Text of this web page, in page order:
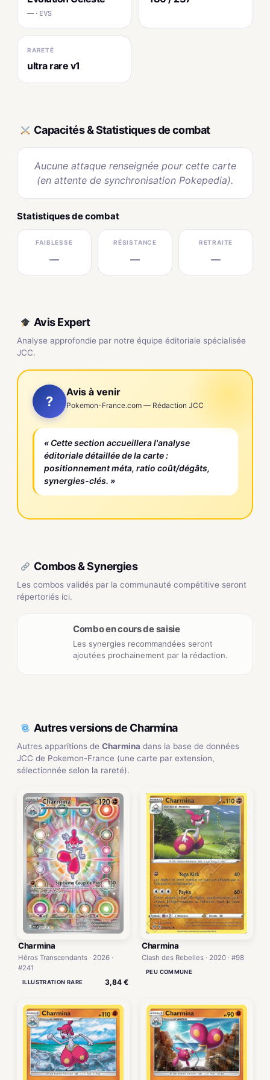
— · EVS
RARETÉ
ultra rare v1
Capacités & Statistiques de combat
Aucune attaque renseignée pour cette carte
(en attente de synchronisation Pokepedia).
Statistiques de combat
FAIBLESSE
—
RÉSISTANCE
—
RETRAITE
—
Avis Expert
Analyse approfondie par notre équipe éditoriale spécialisée
JCC.
?
Avis à venir
Pokemon-France.com — Rédaction JCC
« Cette section accueillera l'analyse
éditoriale détaillée de la carte :
positionnement méta, ratio coût/dégâts,
synergies-clés. »
Combos & Synergies
Les combos validés par la communauté compétitive seront
répertoriés ici.
Combo en cours de saisie
Les synergies recommandées seront
ajoutées prochainement par la rédaction.
Autres versions de Charmina
Autres apparitions de Charmina dans la base de données
JCC de Pokemon-France (une carte par extension,
sélectionnée selon la rareté).
Charmina
Héros Transcendants · 2026 ·
#241
ILLUSTRATION RARE 3,84 €
Charmina
Clash des Rebelles · 2020 · #98
PEU COMMUNE